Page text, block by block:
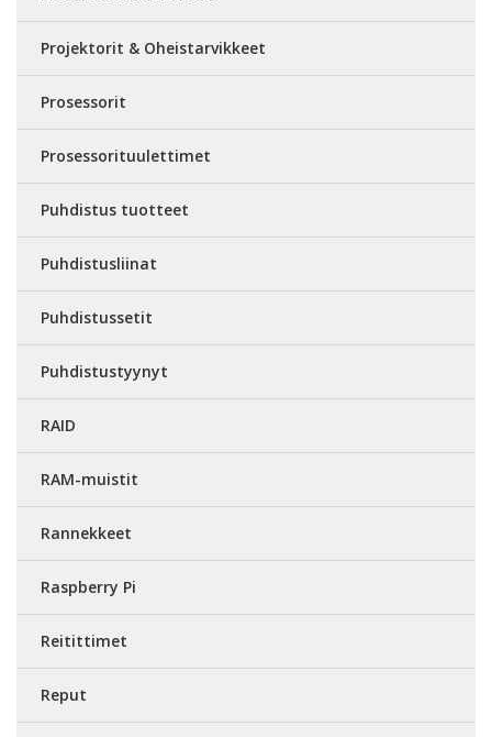
Projektorit & Oheistarvikkeet
Prosessorit
Prosessorituulettimet
Puhdistus tuotteet
Puhdistusliinat
Puhdistussetit
Puhdistustyynyt
RAID
RAM-muistit
Rannekkeet
Raspberry Pi
Reitittimet
Reput